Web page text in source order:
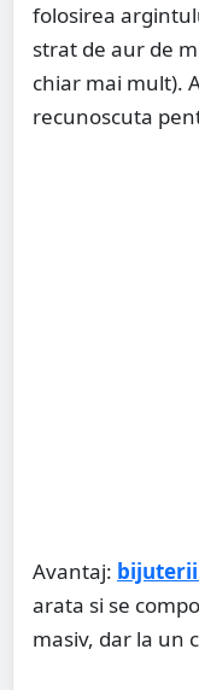
folosirea
strat de aur de
chiar mai mult).
recunoscuta
Avantaj:
arata si se
masiv, dar la un